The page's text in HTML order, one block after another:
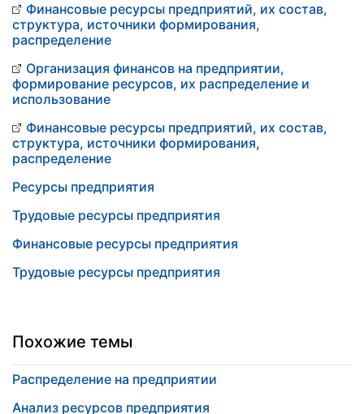
Финансовые ресурсы предприятий, их состав,
структура, источники формирования,
распределение
Организация финансов на предприятии,
формирование ресурсов, их распределение и
использование
Финансовые ресурсы предприятий, их состав,
структура, источники формирования,
распределение
Ресурсы предприятия
Трудовые ресурсы предприятия
Финансовые ресурсы предприятия
Трудовые ресурсы предприятия
Похожие темы
Распределение на предприятии
Анализ ресурсов предприятия